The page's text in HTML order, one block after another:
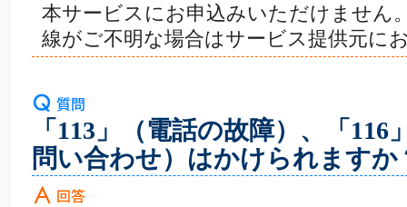
本サービスにお申込みいただけません
線がご不明な場合はサービス提供元に
「113」（電話の故障）、「
問い合わせ）はかけられますか